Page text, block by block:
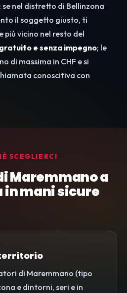
nel distretto di Bellinzona
il soggetto giusto, ti
vicino nel resto del
gratuito e senza impegno; le
di massima in CHF e si
conoscitiva con
SCEGLIERCI
Maremmano a
in mani sicure
di Maremmano (tipo
e dintorni, seri e in